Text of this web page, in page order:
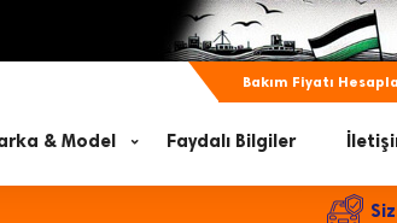
Bakım Fiyatı Hesapla
& Model Faydalı Bilgiler